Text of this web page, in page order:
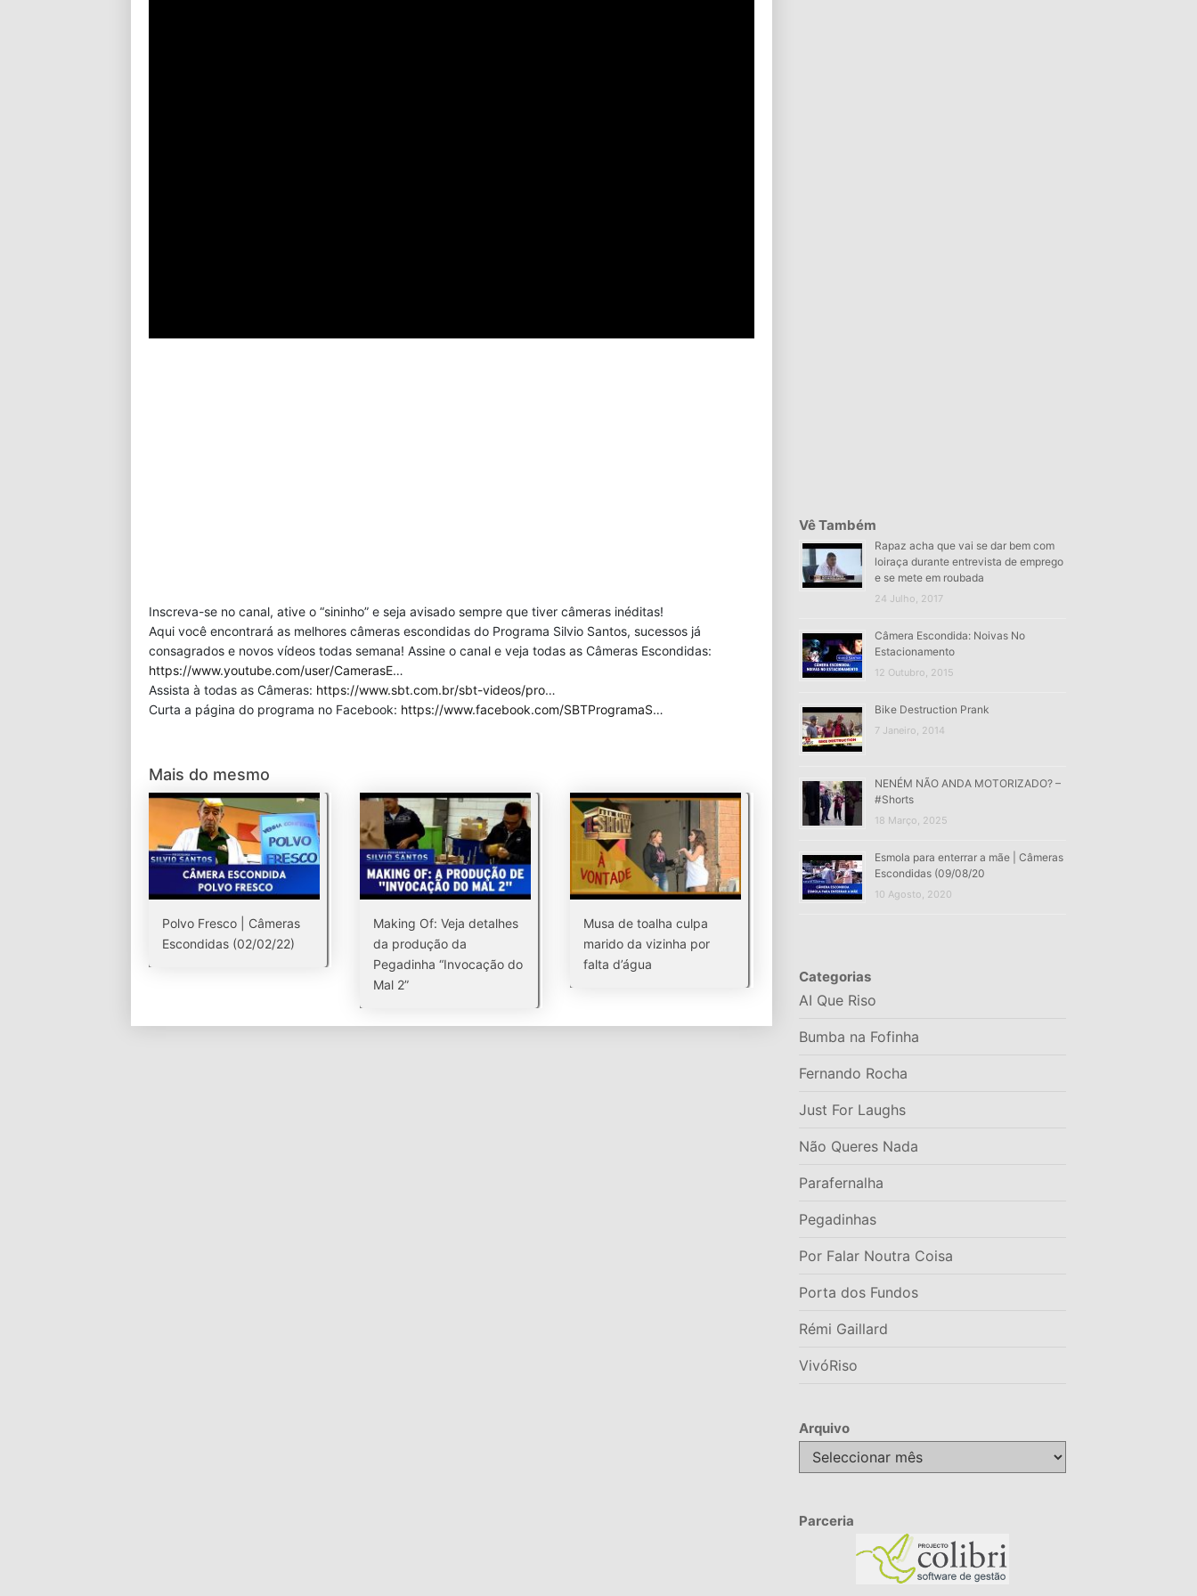
Inscreva-se no canal, ative o “sininho” e seja avisado sempre que tiver câmeras inéditas!
Aqui você encontrará as melhores câmeras escondidas do Programa Silvio Santos, sucessos já
consagrados e novos vídeos todas semana! Assine o canal e veja todas as Câmeras Escondidas:
https://www.youtube.com/user/CamerasE…
Assista à todas as Câmeras: https://www.sbt.com.br/sbt-videos/pro…
Curta a página do programa no Facebook: https://www.facebook.com/SBTProgramaS…
Mais do mesmo
Polvo Fresco | Câmeras
Escondidas (02/02/22)
Making Of: Veja detalhes
da produção da
Pegadinha “Invocação do
Mal 2”
Musa de toalha culpa
marido da vizinha por
falta d’água
Vê Também
Rapaz acha que vai se dar bem com
loiraça durante entrevista de emprego
e se mete em roubada
24 Julho, 2017
Câmera Escondida: Noivas No
Estacionamento
12 Outubro, 2015
Bike Destruction Prank
7 Janeiro, 2014
NENÉM NÃO ANDA MOTORIZADO? –
#Shorts
18 Março, 2025
Esmola para enterrar a mãe | Câmeras
Escondidas (09/08/20
10 Agosto, 2020
Categorias
AI Que Riso
Bumba na Fofinha
Fernando Rocha
Just For Laughs
Não Queres Nada
Parafernalha
Pegadinhas
Por Falar Noutra Coisa
Porta dos Fundos
Rémi Gaillard
VivóRiso
Arquivo
Arquivo
Parceria